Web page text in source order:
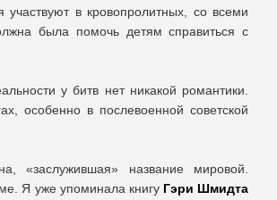
в кровопролитных, со всеми
была помочь детям справиться с
у битв нет никакой романтики.
особенно в послевоенной советской
«заслужившая» название мировой.
Я уже упоминала книгу Гэри Шмидта